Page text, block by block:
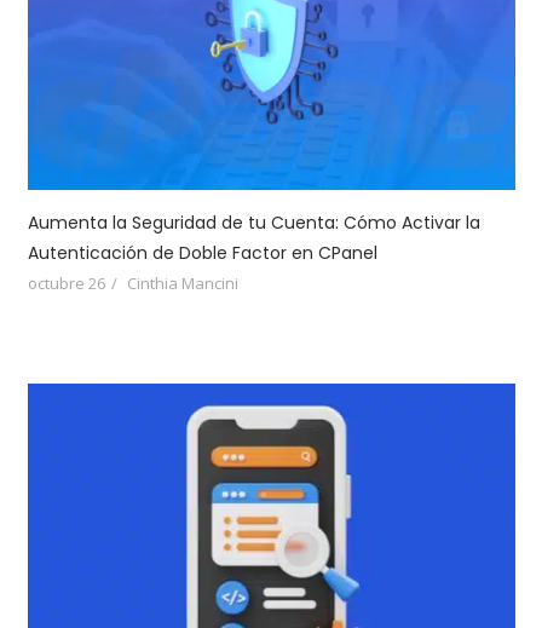
Aumenta la Seguridad de tu Cuenta: Cómo Activar la
Autenticación de Doble Factor en CPanel
octubre 26 Cinthia Mancini